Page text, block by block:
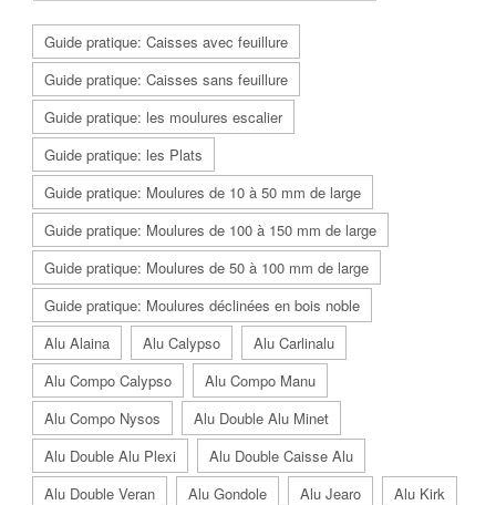
Guide pratique: Caisses avec feuillure
Guide pratique: Caisses sans feuillure
Guide pratique: les moulures escalier
Guide pratique: les Plats
Guide pratique: Moulures de 10 à 50 mm de large
Guide pratique: Moulures de 100 à 150 mm de large
Guide pratique: Moulures de 50 à 100 mm de large
Guide pratique: Moulures déclinées en bois noble
Alu Alaina
Alu Calypso
Alu Carlinalu
Alu Compo Calypso
Alu Compo Manu
Alu Compo Nysos
Alu Double Alu Minet
Alu Double Alu Plexi
Alu Double Caisse Alu
Alu Double Veran
Alu Gondole Alu Jearo
Alu Kirk